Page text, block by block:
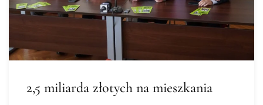
2,5 miliarda złotych na mieszkania